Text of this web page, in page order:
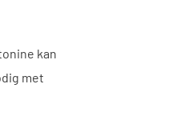
kan
met